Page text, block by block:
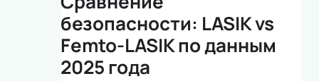
безопасности: LASIK vs
Femto-LASIK по данным
2025 года